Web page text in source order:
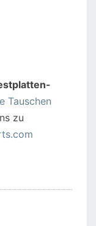
Tauschen
zu